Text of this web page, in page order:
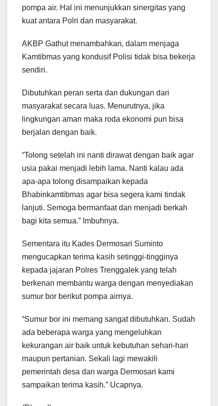
pompa air. Hal ini menunjukkan sinergitas yang
kuat antara Polri dan masyarakat.
AKBP Gathut menambahkan, dalam menjaga
Kamtibmas yang kondusif Polisi tidak bisa bekerja
sendiri.
Dibutuhkan peran serta dan dukungan dari
masyarakat secara luas. Menurutnya, jika
lingkungan aman maka roda ekonomi pun bisa
berjalan dengan baik.
“Tolong setelah ini nanti dirawat dengan baik agar
usia pakai menjadi lebih lama. Nanti kalau ada
apa-apa tolong disampaikan kepada
Bhabinkamtibmas agar bisa segera kami tindak
lanjuti. Semoga bermanfaat dan menjadi berkah
bagi kita semua.” Imbuhnya.
Sementara itu Kades Dermosari Suminto
mengucapkan terima kasih setinggi-tingginya
kepada jajaran Polres Trenggalek yang telah
berkenan membantu warga dengan menyediakan
sumur bor berikut pompa airnya.
“Sumur bor ini memang sangat dibutuhkan. Sudah
ada beberapa warga yang mengeluhkan
kekurangan air baik untuk kebutuhan sehari-hari
maupun pertanian. Sekali lagi mewakili
pemerintah desa dan warga Dermosari kami
sampaikan terima kasih.” Ucapnya.